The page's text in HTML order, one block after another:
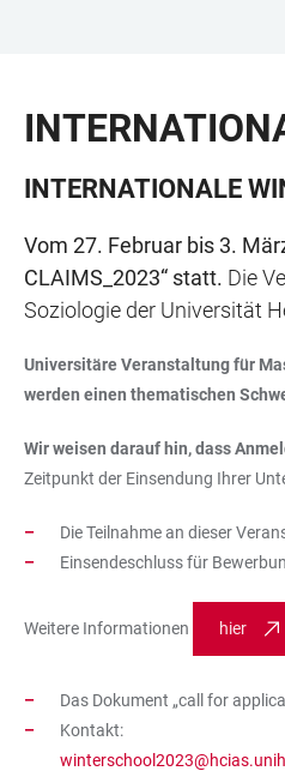
BARRIEREFREIHEIT
INTERNATIONALE
Vom 27. Februar bis 3.
CLAIMS_2023“ statt. Die
Soziologie der Universität
Universitäre Veranstaltung für
werden einen thematischen
Wir weisen darauf hin, dass
Zeitpunkt der Einsendung Ihrer
Die Teilnahme an dieser
Einsendeschluss für
Weitere Informationen hier
Das Dokument „call for
Kontakt: